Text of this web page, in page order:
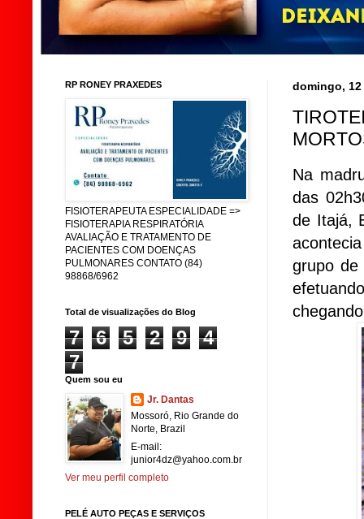
domingo,
Na
das
de Itajá,
grupo de
RP RONEY PRAXEDES
FISIOTERAPEUTA ESPECIALIDADE =>
FISIOTERAPIA RESPIRATÓRIA
AVALIAÇÃO E TRATAMENTO DE
PACIENTES COM DOENÇAS
PULMONARES CONTATO (84)
98868/6962
Total de visualizações do Blog
7 6 5 2 9
4
7
Quem sou eu
Jr. Dantas
Mossoró, Rio Grande do
Norte, Brazil
E-mail:
junior4dz@yahoo.com.br
Ver meu perfil completo
PELÉ AUTO PEÇAS E SERVIÇOS